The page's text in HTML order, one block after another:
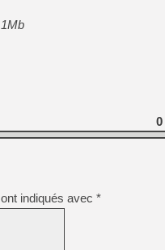
0
indiqués avec *